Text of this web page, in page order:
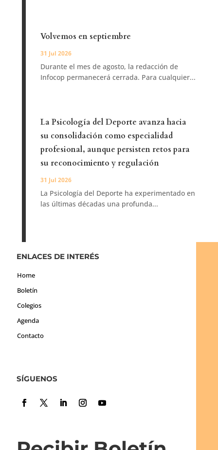
Volvemos en septiembre
31 Jul 2026
Durante el mes de agosto, la redacción de
Infocop permanecerá cerrada. Para cualquier...
La Psicología del Deporte avanza hacia
su consolidación como especialidad
profesional, aunque persisten retos para
su reconocimiento y regulación
31 Jul 2026
La Psicología del Deporte ha experimentado en
las últimas décadas una profunda...
ENLACES DE INTERÉS
Home
Boletín
Colegios
Agenda
Contacto
SÍGUENOS